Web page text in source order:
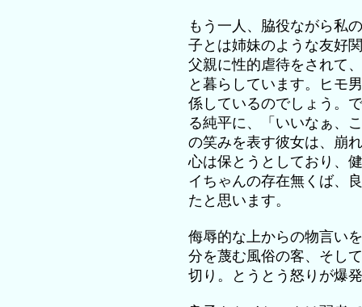
もう一人、脇役ながら私
子とは姉妹のような友好
父親に性的虐待をされて
と暮らしています。ヒモ
係しているのでしょう。
る純平に、「いいなぁ、
の笑みを表す彼女は、崩
心は保とうとしており、
イちゃんの存在無くば、
たと思います。
侮辱的な上からの物言い
分を蔑む風俗の客、そし
切り。とうとう怒りが爆